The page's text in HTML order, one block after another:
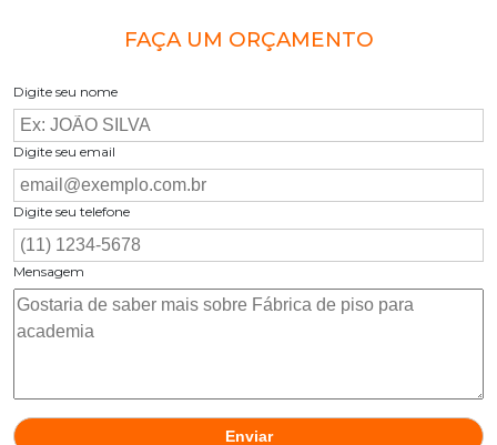
FAÇA UM ORÇAMENTO
Digite seu nome
Digite seu email
Digite seu telefone
Mensagem